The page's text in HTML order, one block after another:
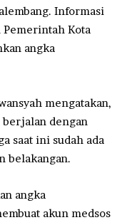
Informasi
Kota
angka
mengatakan,
dengan
saat ini sudah ada
belakangan.
angka
akun medsos